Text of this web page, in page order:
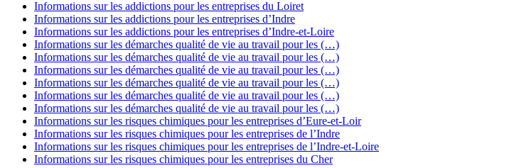
Informations sur les addictions pour les entreprises du Loiret
Informations sur les addictions pour les entreprises d’Indre
Informations sur les addictions pour les entreprises d’Indre-et-Loire
Informations sur les démarches qualité de vie au travail pour les (…)
Informations sur les démarches qualité de vie au travail pour les (…)
Informations sur les démarches qualité de vie au travail pour les (…)
Informations sur les démarches qualité de vie au travail pour les (…)
Informations sur les démarches qualité de vie au travail pour les (…)
Informations sur les démarches qualité de vie au travail pour les (…)
Informations sur les risques chimiques pour les entreprises d’Eure-et-Loir
Informations sur les risques chimiques pour les entreprises de l’Indre
Informations sur les risques chimiques pour les entreprises de l’Indre-et-Loire
Informations sur les risques chimiques pour les entreprises du Cher